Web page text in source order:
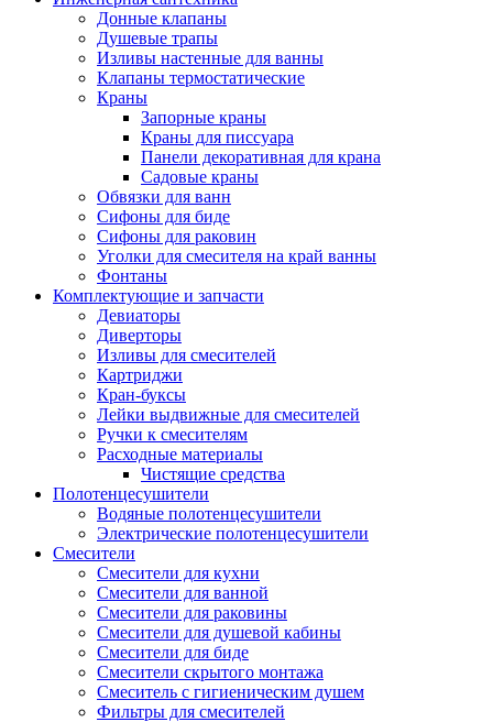
Донные клапаны
Душевые трапы
Изливы настенные для ванны
Клапаны термостатические
Краны
Запорные краны
Краны для писсуара
Панели декоративная для крана
Садовые краны
Обвязки для ванн
Сифоны для биде
Сифоны для раковин
Уголки для смесителя на край ванны
Фонтаны
Комплектующие и запчасти
Девиаторы
Диверторы
Изливы для смесителей
Картриджи
Кран-буксы
Лейки выдвижные для смесителей
Ручки к смесителям
Расходные материалы
Чистящие средства
Полотенцесушители
Водяные полотенцесушители
Электрические полотенцесушители
Смесители
Смесители для кухни
Смесители для ванной
Смесители для раковины
Смесители для душевой кабины
Смесители для биде
Смесители скрытого монтажа
Смеситель с гигиеническим душем
Фильтры для смесителей